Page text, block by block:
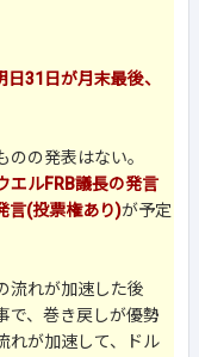
31日が月末最後、
のの発表はない。
エルFRB議長の発言
言(投票権あり)が予定
流れが加速した後
で、巻き戻しが優勢
れが加速して、ドル